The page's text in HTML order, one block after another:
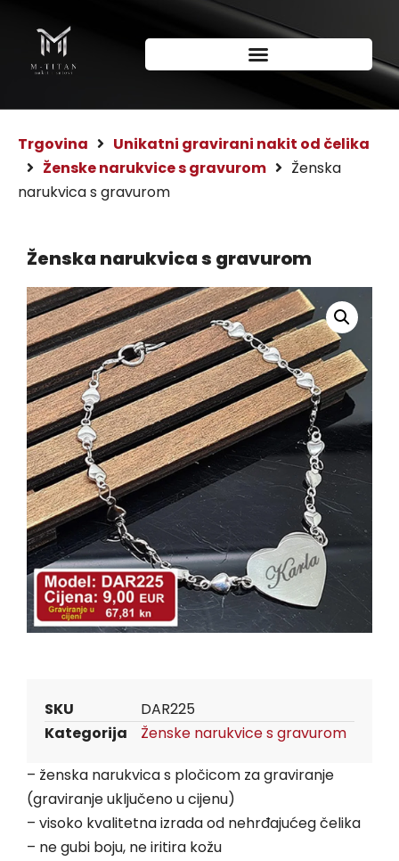
Trgovina
Unikatni gravirani nakit od čelika
Ženske narukvice s gravurom
Ženska
narukvica s gravurom
Ženska narukvica s gravurom
SKU DAR225
Kategorija Ženske narukvice s gravurom
– ženska narukvica s pločicom za graviranje
(graviranje uključeno u cijenu)
– visoko kvalitetna izrada od nehrđajućeg čelika
– ne gubi boju, ne iritira kožu